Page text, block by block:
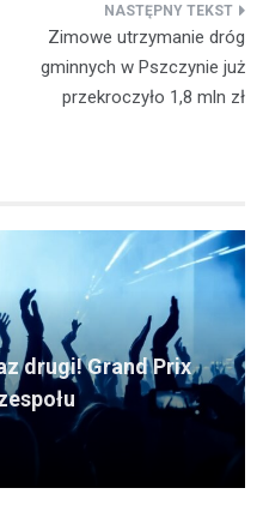
Zimowe utrzymanie dróg
gminnych w Pszczynie już
przekroczyło 1,8 mln zł
drugi! Grand Prix